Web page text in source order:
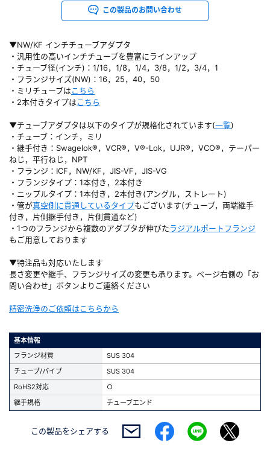
▼NW/KF インチチューブアダプタ
・汎用性の高いインチチューブを豊富にラインアップ
・チューブ径(インチ)：1/16，1/8，1/4，3/8，1/2，3/4，1
・フランジサイズ(NW)：16，25，40，50
・ミリチューブはこちら
・2本付きタイプはこちら
▼チューブアダプタは以下のタイプが規格化されています(一覧)
・チューブ：インチ，ミリ
・継手付き：Swagelok®，VCR®，V®-Lok，UJR®，VCO®，テーパー
ねじ，平行ねじ，NPT
・フランジ：ICF，NW/KF，JIS-VF，JIS-VG
・フランジタイプ：1本付き，2本付き
・ニップルタイプ：1本付き，2本付き(アングル，ストレート)
・管が真空側に貫通しているタイプもございます(チューブ，両端継手
付き，片側継手付き，片側貫通など)
・1つのフランジから複数のアダプタが伸びたラジアルポートフランジ
もご用意しております
▼特注品も対応いたします
長さ変更や継手、フランジサイズの変更も承ります。ページ右側の「お
問い合わせ」ボタンよりご連絡ください
精密洗浄のご依頼はこちらから
基本情報
フランジ材質
SUS 304
チューブ/パイプ
SUS 304
RoHS2対応
○
継手規格
チューブエンド
この製品のお問い合わせ
この製品をシェアする